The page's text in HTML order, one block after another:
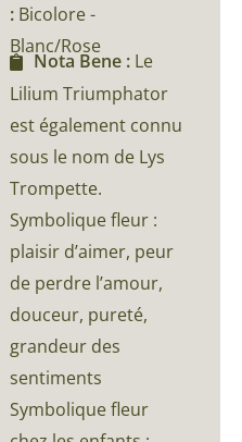
: Bicolore -
Blanc/Rose
Nota Bene : Le
Lilium Triumphator
est également connu
sous le nom de Lys
Trompette.
Symbolique fleur :
plaisir d’aimer, peur
de perdre l’amour,
douceur, pureté,
grandeur des
sentiments
Symbolique fleur